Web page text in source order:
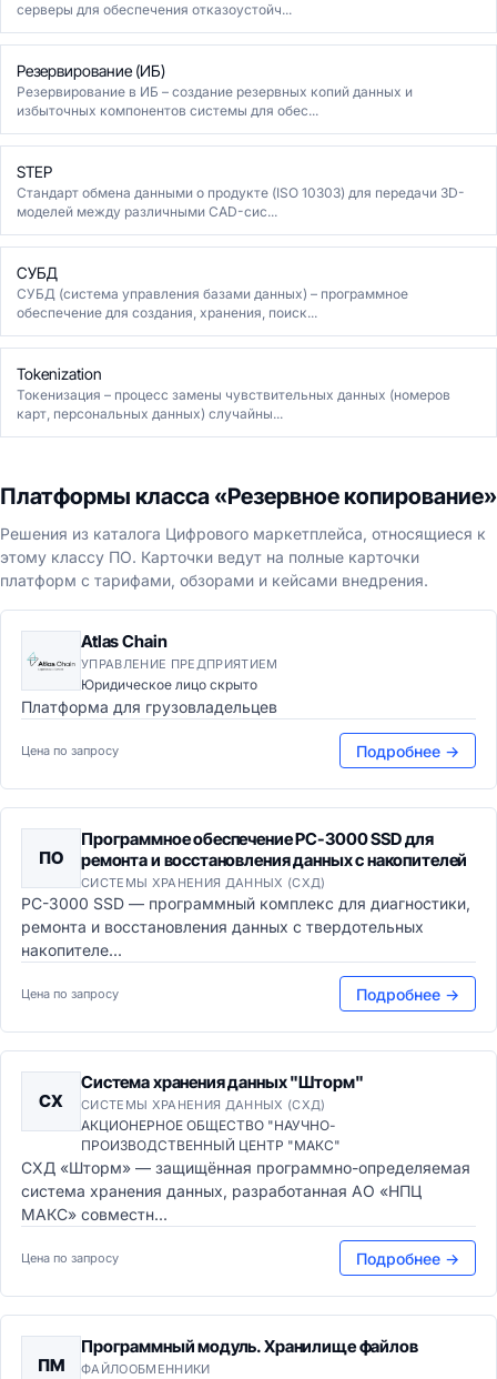
серверы для обеспечения отказоустойч...
Резервирование (ИБ)
Резервирование в ИБ – создание резервных копий данных и
избыточных компонентов системы для обес...
STEP
Стандарт обмена данными о продукте (ISO 10303) для передачи 3D-
моделей между различными CAD-сис...
СУБД
СУБД (система управления базами данных) – программное
обеспечение для создания, хранения, поиск...
Tokenization
Токенизация – процесс замены чувствительных данных (номеров
карт, персональных данных) случайны...
Платформы класса «Резервное копирование»
Решения из каталога Цифрового маркетплейса, относящиеся к
этому классу ПО. Карточки ведут на полные карточки
платформ с тарифами, обзорами и кейсами внедрения.
Atlas Chain
УПРАВЛЕНИЕ ПРЕДПРИЯТИЕМ
Юридическое лицо скрыто
Платформа для грузовладельцев
Цена по запросу Подробнее →
ПО
Программное обеспечение PC-3000 SSD для
ремонта и восстановления данных с накопителей
СИСТЕМЫ ХРАНЕНИЯ ДАННЫХ (СХД)
PC-3000 SSD — программный комплекс для диагностики,
ремонта и восстановления данных с твердотельных
накопителе...
Цена по запросу Подробнее →
СХ
Система хранения данных "Шторм"
СИСТЕМЫ ХРАНЕНИЯ ДАННЫХ (СХД)
АКЦИОНЕРНОЕ ОБЩЕСТВО "НАУЧНО-
ПРОИЗВОДСТВЕННЫЙ ЦЕНТР "МАКС"
СХД «Шторм» — защищённая программно-определяемая
система хранения данных, разработанная АО «НПЦ
МАКС» совместн...
Цена по запросу Подробнее →
ПМ
Программный модуль. Хранилище файлов
ФАЙЛООБМЕННИКИ